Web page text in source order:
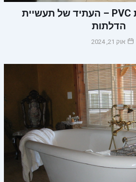
דלתות מהירות PVC – העתיד של תעשיית
הדלתות
אוק 21, 2024